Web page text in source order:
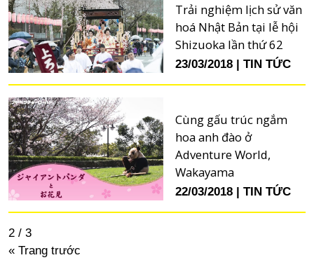
Trải nghiệm lịch sử văn
hoá Nhật Bản tại lễ hội
Shizuoka lần thứ 62
23/03/2018 TIN TỨC
Cùng gấu trúc ngắm
hoa anh đào ở
Adventure World,
Wakayama
22/03/2018 TIN TỨC
2 / 3
« Trang trước